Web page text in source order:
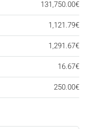
131,750.00€
1,121.79€
1,291.67€
16.67€
250.00€